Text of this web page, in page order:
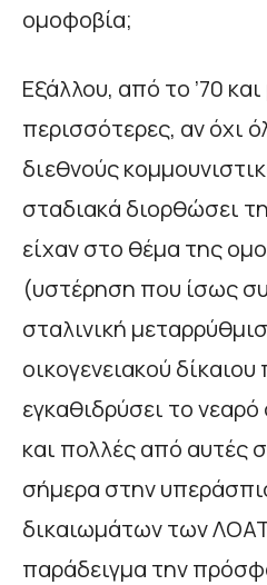
ομοφοβία;
Εξάλλου, από το ’70
περισσότερες, αν όχι
διεθνούς
σταδιακά διορθώσει
είχαν στο θέμα της
(υστέρηση που ίσως
σταλινική
οικογενειακού δίκαιου
εγκαθιδρύσει το
και πολλές από αυτές
σήμερα στην
δικαιωμάτων των
παράδειγμα την